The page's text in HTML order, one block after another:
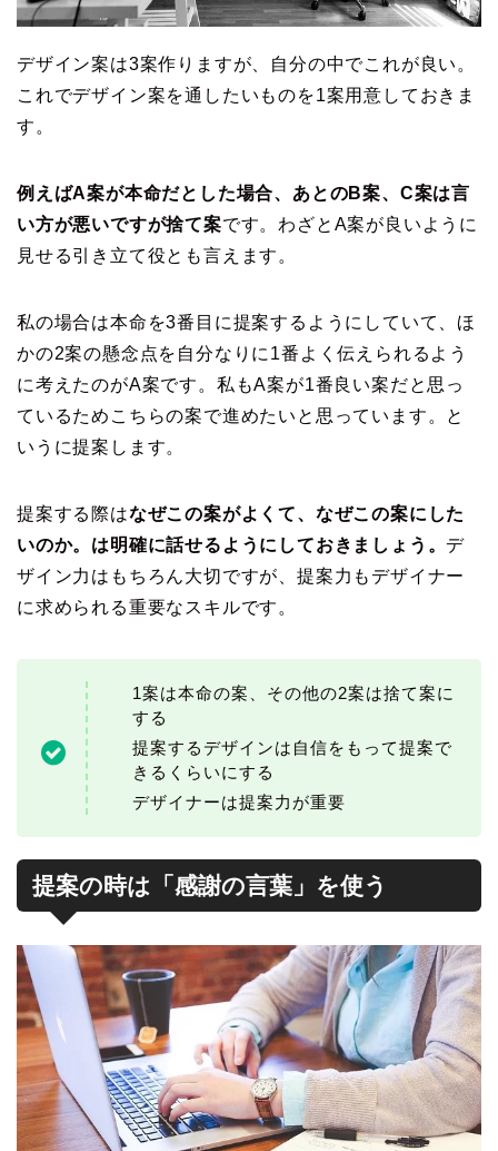
デザイン案は3案作りますが、自分の中でこれが良い。
これでデザイン案を通したいものを1案用意しておきま
す。
例えばA案が本命だとした場合、あとのB案、C案は言
い方が悪いですが捨て案です。わざとA案が良いように
見せる引き立て役とも言えます。
私の場合は本命を3番目に提案するようにしていて、ほ
かの2案の懸念点を自分なりに1番よく伝えられるよう
に考えたのがA案です。私もA案が1番良い案だと思っ
ているためこちらの案で進めたいと思っています。と
いうに提案します。
提案する際はなぜこの案がよくて、なぜこの案にした
いのか。は明確に話せるようにしておきましょう。 デ
ザイン力はもちろん大切ですが、提案力もデザイナー
に求められる重要なスキルです。
1案は本命の案、その他の2案は捨て案に
する
提案するデザインは自信をもって提案で
きるくらいにする
デザイナーは提案力が重要
提案の時は「感謝の言葉」を使う